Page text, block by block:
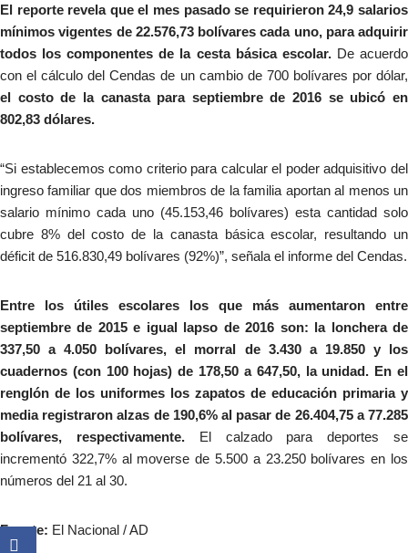
El reporte revela que el mes pasado se requirieron 24,9 salarios
mínimos vigentes de 22.576,73 bolívares cada uno, para adquirir
todos los componentes de la cesta básica escolar.De acuerdo
con el cálculo del Cendas de un cambio de 700 bolívares por dólar,
el costo de la canasta para septiembre de 2016 se ubicó en
802,83 dólares.
“Si establecemos como criterio para calcular el poder adquisitivo del
ingreso familiar que dos miembros de la familia aportan al menos un
salario mínimo cada uno (45.153,46 bolívares) esta cantidad solo
cubre 8% del costo de la canasta básica escolar, resultando un
déficit de 516.830,49 bolívares (92%)”, señala el informe del Cendas.
Entre los útiles escolares los que más aumentaron entre
septiembre de 2015 e igual lapso de 2016 son: la lonchera de
337,50 a 4.050 bolívares, el morral de 3.430 a 19.850 y los
cuadernos (con 100 hojas) de 178,50 a 647,50, la unidad. En el
renglón de los uniformes los zapatos de educación primaria y
media registraron alzas de 190,6% al pasar de 26.404,75 a 77.285
bolívares, respectivamente.El calzado para deportes se
incrementó 322,7% al moverse de 5.500 a 23.250 bolívares en los
números del 21 al 30.
Fuente: El Nacional / AD